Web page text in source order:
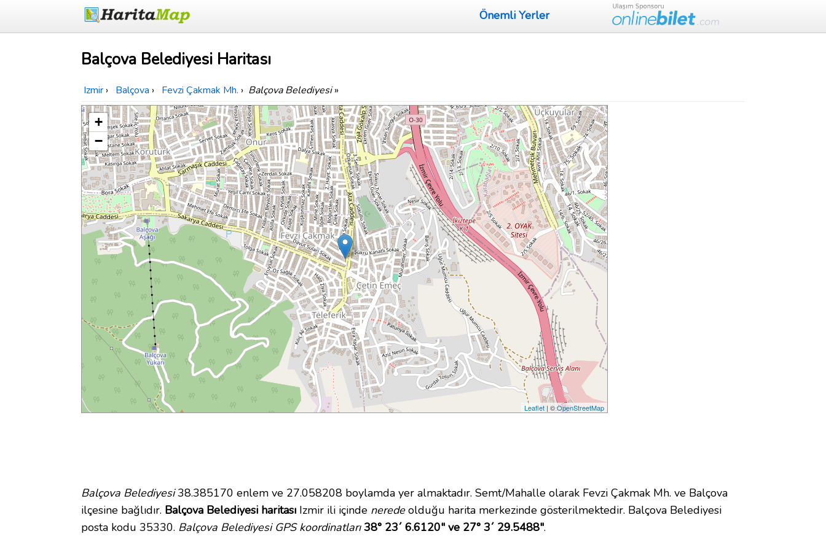
Önemli Yerler
Balçova Belediyesi Haritası
Izmir › Balçova › Fevzi Çakmak Mh. › Balçova Belediyesi»
+
−
Leaflet | ©OpenStreetMap
Balçova Belediyesi38.385170 enlem ve 27.058208 boylamda yer almaktadır. Semt/Mahalle olarak Fevzi Çakmak Mh. ve Balçova
ilçesine bağlıdır. Balçova Belediyesi haritası Izmir ili içinde neredeolduğu harita merkezinde gösterilmektedir. Balçova Belediyesi
posta kodu 35330. Balçova Belediyesi GPS koordinatları 38° 23´ 6.6120" ve 27° 3´ 29.5488".